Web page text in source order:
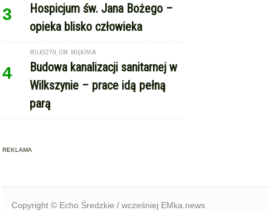
3
Hospicjum św. Jana Bożego –
opieka blisko człowieka
4
WILKSZYN, GM. MIĘKINIA
Budowa kanalizacji sanitarnej w
Wilkszynie – prace idą pełną
parą
REKLAMA
Copyright © Echo Średzkie / wcześniej EMka.news